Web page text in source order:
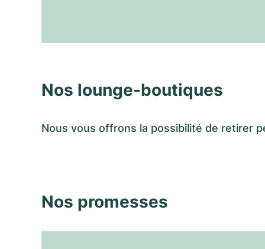
Nos lounge-boutiques
Nous vous offrons la possibilité de retirer
Nos promesses